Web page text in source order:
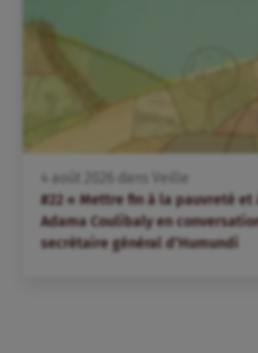
4 août dans
Veille
#22 « Mettre fin à la pauvreté et
Adama Coulibaly en
secrétaire général d’Humundi